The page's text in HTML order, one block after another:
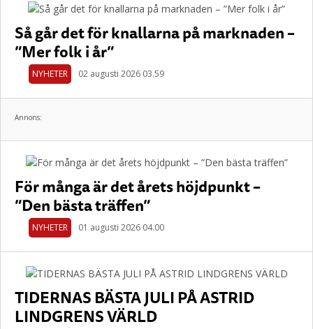
Så går det för knallarna på marknaden –
”Mer folk i år”
NYHETER 02 augusti 2026 03.59
Annons:
För många är det årets höjdpunkt –
”Den bästa träffen”
NYHETER 01 augusti 2026 04.00
TIDERNAS BÄSTA JULI PÅ ASTRID
LINDGRENS VÄRLD